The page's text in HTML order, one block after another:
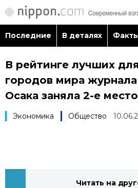
Последние
Последние В деталях
В рейтинге лучших
городов мира
Осака заняла 2-е
Экономика Общество
Читать на